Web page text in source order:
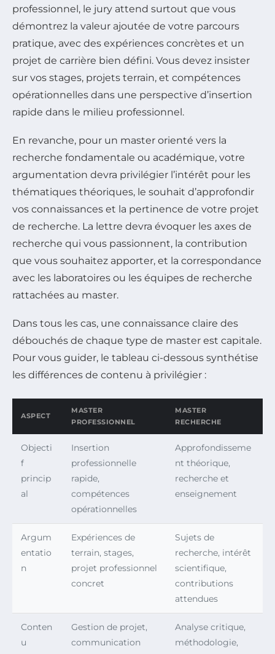
professionnel, le jury attend surtout que vous
démontrez la valeur ajoutée de votre parcours
pratique, avec des expériences concrètes et un
projet de carrière bien défini. Vous devez insister
sur vos stages, projets terrain, et compétences
opérationnelles dans une perspective d’insertion
rapide dans le milieu professionnel.
En revanche, pour un master orienté vers la
recherche fondamentale ou académique, votre
argumentation devra privilégier l’intérêt pour les
thématiques théoriques, le souhait d’approfondir
vos connaissances et la pertinence de votre projet
de recherche. La lettre devra évoquer les axes de
recherche qui vous passionnent, la contribution
que vous souhaitez apporter, et la correspondance
avec les laboratoires ou les équipes de recherche
rattachées au master.
Dans tous les cas, une connaissance claire des
débouchés de chaque type de master est capitale.
Pour vous guider, le tableau ci-dessous synthétise
les différences de contenu à privilégier :
ASPECT
MASTER
PROFESSIONNEL
MASTER
RECHERCHE
Objecti
f
princip
al
Insertion
professionnelle
rapide,
compétences
opérationnelles
Approfondisseme
nt théorique,
recherche et
enseignement
Argum
entatio
n
Expériences de
terrain, stages,
projet professionnel
concret
Sujets de
recherche, intérêt
scientifique,
contributions
attendues
Conten
u
Gestion de projet,
communication
Analyse critique,
méthodologie,